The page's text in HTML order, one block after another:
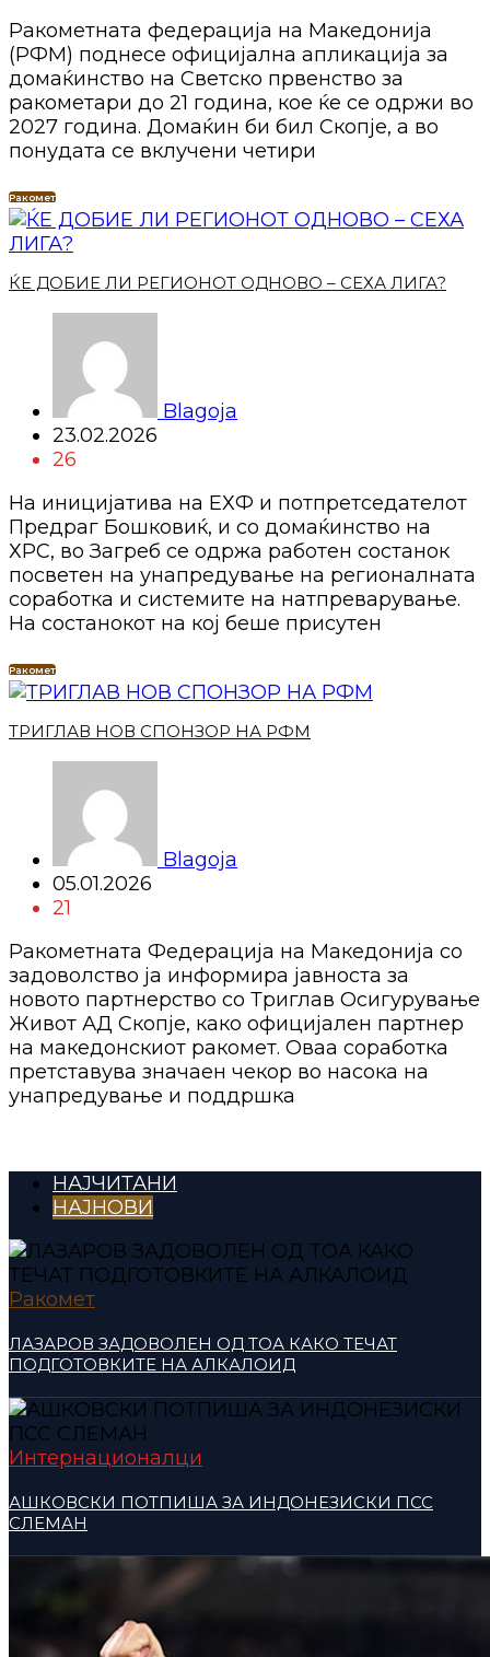
Ракометната федерација на Македонија
(РФМ) поднесе официјална апликација за
домаќинство на Светско првенство за
ракометари до 21 година, кое ќе се одржи во
2027 година. Домаќин би бил Скопје, а во
понудата се вклучени четири
Ракомет
ЌЕ ДОБИЕ ЛИ РЕГИОНОТ ОДНОВО – СЕХА ЛИГА?
Blagoja
23.02.2026
26
На иницијатива на ЕХФ и потпретседателот
Предраг Бошковиќ, и со домаќинство на
ХРС, во Загреб се одржа работен состанок
посветен на унапредување на регионалната
соработка и системите на натпреварување.
На состанокот на коj беше присутен
Ракомет
ТРИГЛАВ НОВ СПОНЗОР НА РФМ
Blagoja
05.01.2026
21
Ракометната Федерација на Македонија со
задоволство ја информира јавноста за
новото партнерство со Триглав Осигурување
Живот АД Скопје, како официјален партнер
на македонскиот ракомет. Оваа соработка
претставува значаен чекор во насока на
унапредување и поддршка
НАЈЧИТАНИ
НАЈНОВИ
Ракомет
ЛАЗАРОВ ЗАДОВОЛЕН ОД ТОА КАКО ТЕЧАТ
ПОДГОТОВКИТЕ НА АЛКАЛОИД
Интернационалци
АШКОВСКИ ПОТПИША ЗА ИНДОНЕЗИСКИ ПСС
СЛЕМАН